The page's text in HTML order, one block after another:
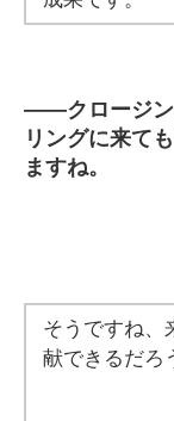
――クロージ
リングに来て
ますね。
そうですね、
献できるだろ